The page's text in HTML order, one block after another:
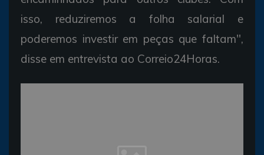
isso, reduziremos a folha salarial e
poderemos investir em peças que faltam",
disse em entrevista ao Correio24Horas.